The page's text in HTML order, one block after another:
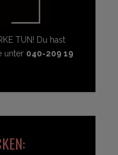
TUN! Du hast
unter 040-209 19